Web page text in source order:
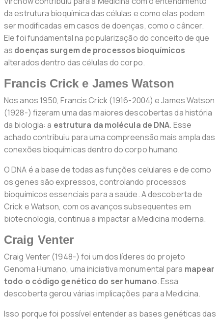
da estrutura bioquímica das células e como elas podem
ser modificadas em casos de doenças, como o câncer.
Ele foi fundamental na popularização do conceito de que
as doenças surgem de processos bioquímicos
alterados dentro das células do corpo.
Francis Crick e James Watson
Nos anos 1950, Francis Crick (1916-2004) e James Watson
(1928-) fizeram uma das maiores descobertas da história
da biologia: a estrutura da molécula de DNA. Esse
achado contribuiu para uma compreensão mais ampla das
conexões bioquímicas dentro do corpo humano.
O DNA é a base de todas as funções celulares e de como
os genes são expressos, controlando processos
bioquímicos essenciais para a saúde. A descoberta de
Crick e Watson, com os avanços subsequentes em
biotecnologia, continua a impactar a Medicina moderna.
Craig Venter
Craig Venter (1948-) foi um dos líderes do projeto
Genoma Humano, uma iniciativa monumental para mapear
todo o código genético do ser humano. Essa
descoberta gerou várias implicações para a Medicina.
Isso porque foi possível entender as bases genéticas das